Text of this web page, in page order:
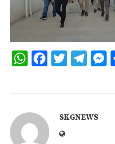
WhatsApp
Facebook
Twitter
SKGNEWS